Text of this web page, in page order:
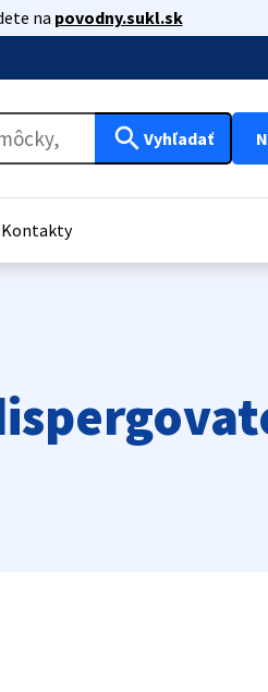
na povodny.sukl.sk
search Vyhľadať
Kontakty